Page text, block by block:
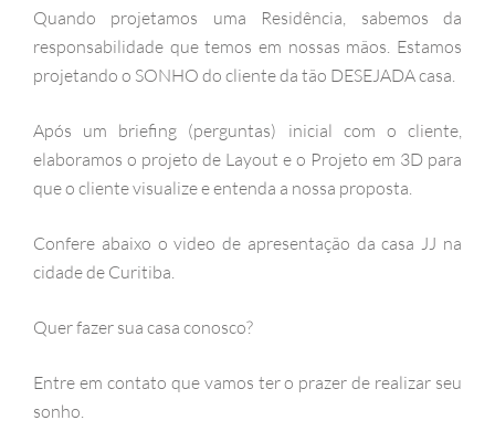
Quando projetamos uma Residência, sabemos da
responsabilidade que temos em nossas mãos. Estamos
projetando o SONHO do cliente da tão DESEJADA casa.
Após um briefing (perguntas) inicial com o cliente,
elaboramos o projeto de Layout e o Projeto em 3D para
que o cliente visualize e entenda a nossa proposta.
Confere abaixo o video de apresentação da casa JJ na
cidade de Curitiba.
Quer fazer sua casa conosco?
Entre em contato que vamos ter o prazer de realizar seu
sonho.